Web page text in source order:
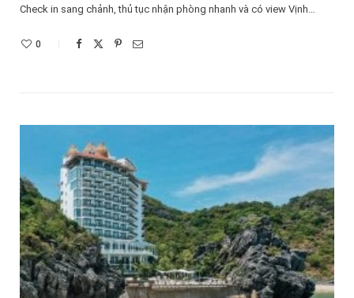
Check in sang chảnh, thủ tục nhận phòng nhanh và có view Vịnh…
0